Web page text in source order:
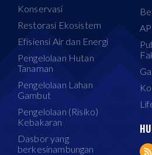
Konservasi
Restorasi Ekosistem
Efisiensi Air dan Energi
Pengelolaan Hutan
Tanaman
Pengelolaan Lahan
Gambut
Pengelolaan (Risiko)
Kebakaran
Dasbor yang
berkesinambungan